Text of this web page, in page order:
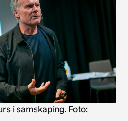
i samskaping. Foto: